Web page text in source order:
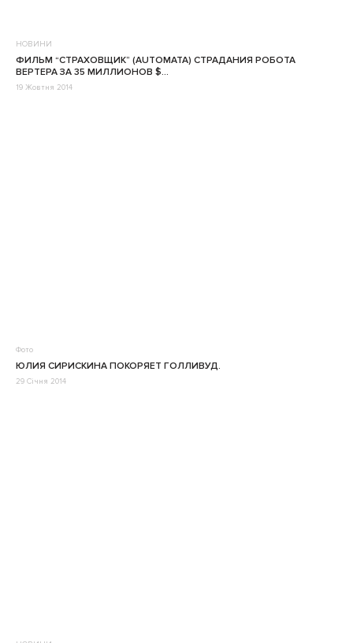
НОВИНИ
ФИЛЬМ “СТРАХОВЩИК” (AUTOMATA) СТРАДАНИЯ РОБОТА
ВЕРТЕРА ЗА 35 МИЛЛИОНОВ $…
19 Жовтня 2014
Фото
ЮЛИЯ СИРИСКИНА ПОКОРЯЕТ ГОЛЛИВУД.
29 Січня 2014